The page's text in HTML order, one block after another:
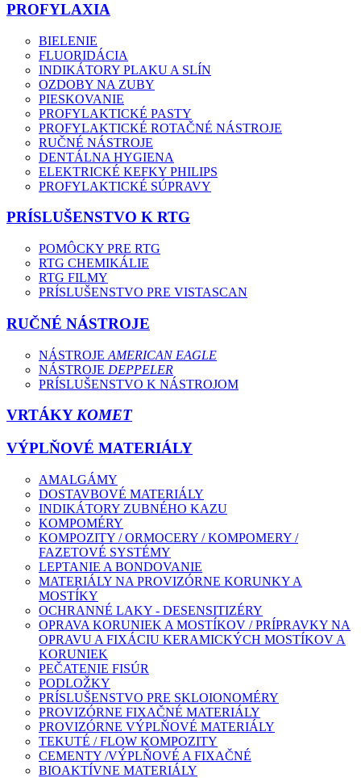
PROFYLAXIA
BIELENIE
FLUORIDÁCIA
INDIKÁTORY PLAKU A SLÍN
OZDOBY NA ZUBY
PIESKOVANIE
PROFYLAKTICKÉ PASTY
PROFYLAKTICKÉ ROTAČNÉ NÁSTROJE
RUČNÉ NÁSTROJE
DENTÁLNA HYGIENA
ELEKTRICKÉ KEFKY PHILIPS
PROFYLAKTICKÉ SÚPRAVY
PRÍSLUŠENSTVO K RTG
POMÔCKY PRE RTG
RTG CHEMIKÁLIE
RTG FILMY
PRÍSLUŠENSTVO PRE VISTASCAN
RUČNÉ NÁSTROJE
NÁSTROJE AMERICAN EAGLE
NÁSTROJE DEPPELER
PRÍSLUŠENSTVO K NÁSTROJOM
VRTÁKYKOMET
VÝPLŇOVÉ MATERIÁLY
AMALGÁMY
DOSTAVBOVÉ MATERIÁLY
INDIKÁTORY ZUBNÉHO KAZU
KOMPOMÉRY
KOMPOZITY / ORMOCERY / KOMPOMERY /
FAZETOVÉ SYSTÉMY
LEPTANIE A BONDOVANIE
MATERIÁLY NA PROVIZÓRNE KORUNKY A
MOSTÍKY
OCHRANNÉ LAKY - DESENSITIZÉRY
OPRAVA KORUNIEK A MOSTÍKOV / PRÍPRAVKY NA
OPRAVU A FIXÁCIU KERAMICKÝCH MOSTÍKOV A
KORUNIEK
PEČATENIE FISÚR
PODLOŽKY
PRÍSLUŠENSTVO PRE SKLOIONOMÉRY
PROVIZÓRNE FIXAČNÉ MATERIÁLY
PROVIZÓRNE VÝPLŇOVÉ MATERIÁLY
TEKUTÉ / FLOW KOMPOZITY
CEMENTY /VÝPLŇOVÉ A FIXAČNÉ
BIOAKTÍVNE MATERIÁLY